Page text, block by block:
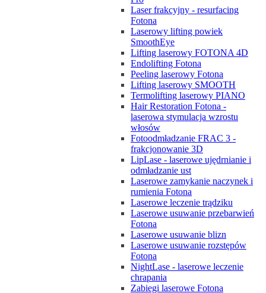
Laser frakcyjny - resurfacing
Fotona
Laserowy lifting powiek
SmoothEye
Lifting laserowy FOTONA 4D
Endolifting Fotona
Peeling laserowy Fotona
Lifting laserowy SMOOTH
Termolifting laserowy PIANO
Hair Restoration Fotona -
laserowa stymulacja wzrostu
włosów
Fotoodmładzanie FRAC 3 -
frakcjonowanie 3D
LipLase - laserowe ujędrnianie i
odmładzanie ust
Laserowe zamykanie naczynek i
rumienia Fotona
Laserowe leczenie trądziku
Laserowe usuwanie przebarwień
Fotona
Laserowe usuwanie blizn
Laserowe usuwanie rozstępów
Fotona
NightLase - laserowe leczenie
chrapania
Zabiegi laserowe Fotona